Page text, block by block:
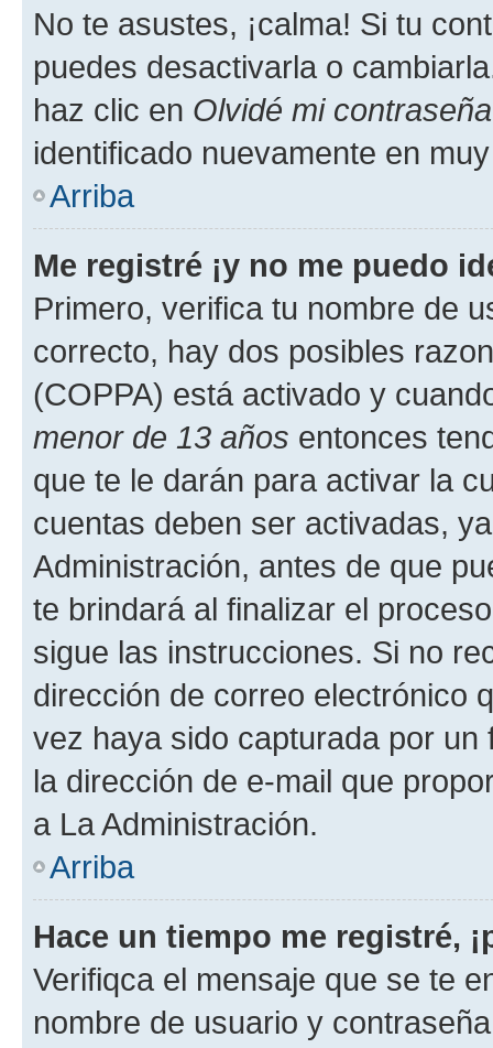
No te asustes, ¡calma! Si tu
puedes desactivarla o
haz clic en Olvidé mi contraseña
identificado nuevamente en
Arriba
Me registré ¡y no me puedo
Primero, verifica tu nombre de
correcto, hay dos posibles
(COPPA) está activado y
menor de 13 años entonces
que te le darán para activar la
cuentas deben ser activadas,
Administración, antes de que
te brindará al finalizar el
sigue las instrucciones. Si no
dirección de correo electrónico
vez haya sido capturada por
la dirección de e-mail que
a La Administración.
Arriba
Hace un tiempo me registré,
Verifiqca el mensaje que se te
nombre de usuario y